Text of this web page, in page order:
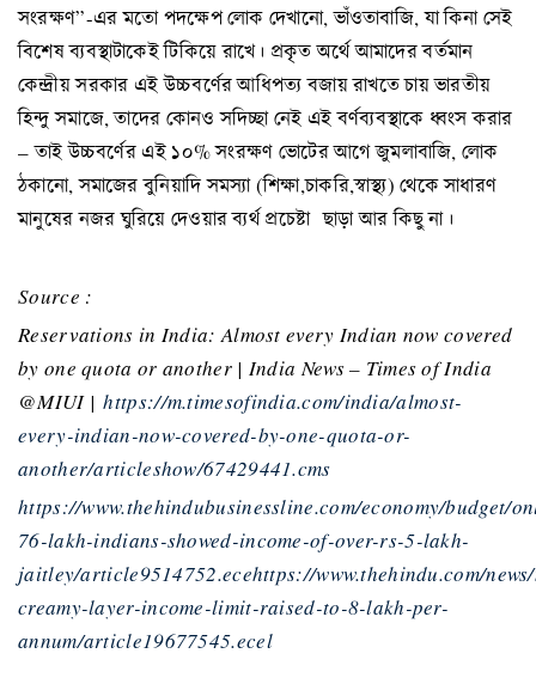
সংরক্ষণ”-এর মতো পদক্ষেপ লোক দেখানো, ভাঁওতাবাজি, যা কিনা সেই
বিশেষ ব্যবস্থাটাকেই টিকিয়ে রাখে। প্রকৃত অর্থে আমাদের বর্তমান
কেন্দ্রীয় সরকার এই উচ্চবর্ণের আধিপত্য বজায় রাখতে চায় ভারতীয়
হিন্দু সমাজে, তাদের কোনও সদিচ্ছা নেই এই বর্ণব্যবস্থাকে ধ্বংস করার
– তাই উচ্চবর্ণের এই ১০% সংরক্ষণ ভোটের আগে জুমলাবাজি, লোক
ঠকানো, সমাজের বুনিয়াদি সমস্যা (শিক্ষা,চাকরি,স্বাস্থ্য) থেকে সাধারণ
মানুষের নজর ঘুরিয়ে দেওয়ার ব্যর্থ প্রচেষ্টা ছাড়া আর কিছু না।
Source :
Reservations in India: Almost every Indian now covered
by one quota or another | India News – Times of India
@MIUI |https://m.timesofindia.com/india/almost-
every-indian-now-covered-by-one-quota-or-
another/articleshow/67429441.cms
https://www.thehindubusinessline.com/economy/budget/
76-lakh-indians-showed-income-of-over-rs-5-lakh-
jaitley/article9514752.ecehttps://www.thehindu.com/
creamy-layer-income-limit-raised-to-8-lakh-per-
annum/article19677545.ecel